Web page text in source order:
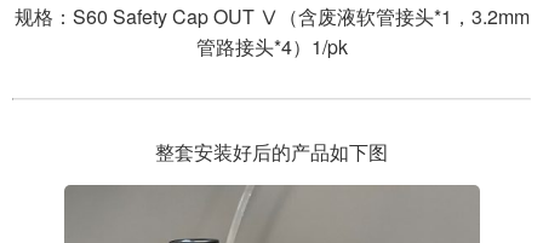
规格：S60 Safety Cap OUT Ⅴ（含废液软管接头*1，3.2mm
管路接头*4）1/pk
整套安装好后的产品如下图